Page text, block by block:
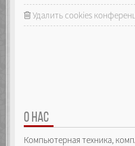
Удалить cookies
О НАС
Компьютерная техника,